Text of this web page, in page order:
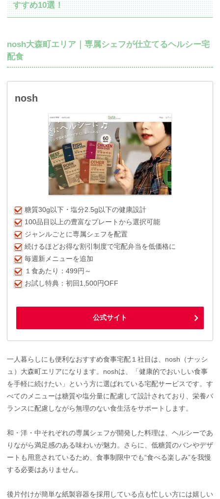
すすめ10選！
nosh大森町エリア｜専属シェフが仕立てるヘルシー宅
配食
nosh
糖質30g以下・塩分2.5g以下の健康設計
100品目以上の豊富なプレートから選択可能
ジャンルごとに専属シェフを配置
続けるほどお得な割引制度で宅配弁当を低価格に
毎週新メニューを追加
１食あたり：499円～
お試し特典：初回1,500円OFF
公式サイト
一人暮らしにも便利なおすすめ食事宅配１社目は、nosh（ナッシ
ュ）大森町エリアになります。noshは、「健康的でおいしい食事
を手軽に続けたい」という方に選ばれている宅配サービスです。す
べてのメニューは糖質や塩分量に配慮して設計されており、栄養バ
ランスに配慮しながら無理のない食生活をサポートします。
和・洋・中それぞれの専属シェフが開発した料理は、ヘルシーであ
りながら満足感のある味わいが魅力。さらに、低糖質のパンやデザ
ートも用意されているため、食事制限中でも“食べる楽しみ”を我慢
する必要はありません。
後片付けが簡単な紙製容器を採用している点も忙しい方には嬉しい